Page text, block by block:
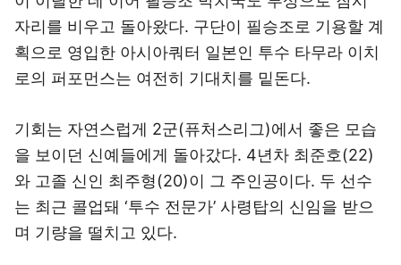
자리를 비우고 돌아왔다. 구단이 필승조로 기용할 계
획으로 영입한 아시아쿼터 일본인 투수 타무라 이치
로의 퍼포먼스는 여전히 기대치를 밑돈다.
기회는 자연스럽게 2군(퓨처스리그)에서 좋은 모습
을 보이던 신예들에게 돌아갔다. 4년차 최준호(22)
와 고졸 신인 최주형(20)이 그 주인공이다. 두 선수
는 최근 콜업돼 ‘투수 전문가’ 사령탑의 신임을 받으
며 기량을 떨치고 있다.